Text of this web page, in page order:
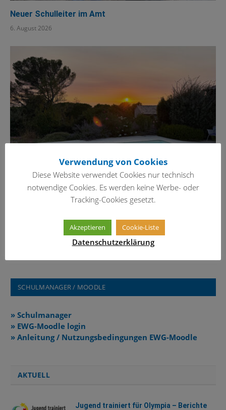
Neuer Schulleiter im Amt
6. August 2026
Schöne Ferien!
Kommentare sind geschlossen.
SCHULMANAGER / MOODLE
» Schulmanager
» EWG-Moodle login
» Anleitung / Nutzungsbedingungen EWG-Moodle
AKTUELL
Jugend trainiert für Olympia – Berichte
Verwendung von Cookies
Diese Website verwendet Cookies nur technisch
notwendige Cookies. Es werden keine Werbe- oder
Tracking-Cookies gesetzt.
Akzeptieren Cookie-Liste
Datenschutzerklärung